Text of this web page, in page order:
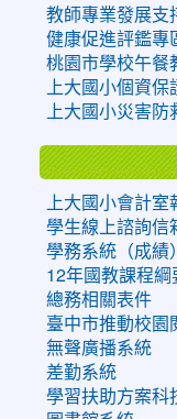
教師專業發展支
健康促進評鑑專
桃園市學校午餐
上大國小個資保
上大國小災害防
上大國小會計室
學生線上諮詢信
學務系統（成績）
12年國教課程綱
總務相關表件
臺中市推動校園
無聲廣播系統
差勤系統
學習扶助方案科